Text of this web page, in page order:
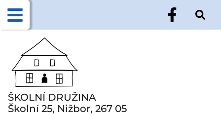
ŠKOLNÍ DRUŽINA
Školní 25, Nižbor, 267 05